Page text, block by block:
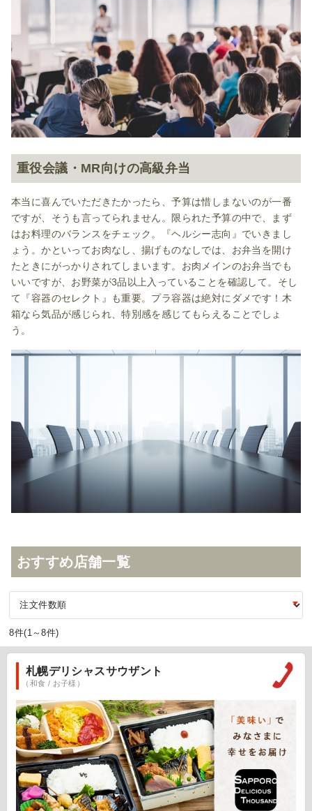
重役会議・MR向けの高級弁当
本当に喜んでいただきたかったら、予算は惜しまないのが一番
ですが、そうも言ってられません。限られた予算の中で、まず
はお料理のバランスをチェック。『ヘルシー志向』でいきまし
ょう。かといってお肉なし、揚げものなしでは、お弁当を開け
たときにがっかりされてしまいます。お肉メインのお弁当でも
いいですが、お野菜が3品以上入っていることを確認して。そし
て『容器のセレクト』も重要。プラ容器は絶対にダメです！木
箱なら気品が感じられ、特別感を感じてもらえることでしょ
う。
おすすめ店舗一覧
8件(1～8件)
札幌デリシャスサウザント
（和食 / お子様）